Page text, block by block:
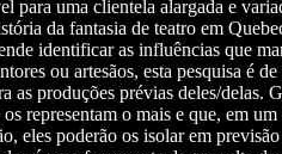
para uma clientela alargada e
da fantasia de teatro em
identificar as influências que
ou artesãos, esta pesquisa é
as produções prévias deles/delas.
representam o mais e que, em
eles poderão os isolar em